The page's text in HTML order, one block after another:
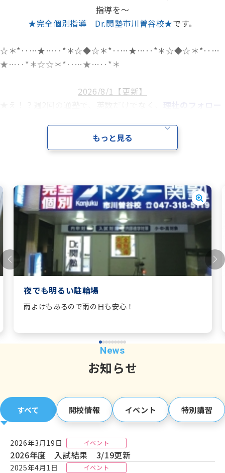
一人ひとりの状態に合わせてご提示します ！
指導を～
★完全個別指導 Dr.関塾市川曽谷校★です。
☆＊*‥…★…‥*＊☆◆☆＊*‥…★…‥*＊☆◆☆＊*‥…
★…‥*＊☆☆＊*‥…★…‥*＊
2026/8/1【更新】
理社のフォロー
★え！？小学生は科目問わず、 英語を毎回少しずつ入れて
★え！？入試問題の傾向を長年研究しているの！？
★え！？
社員管理講師が6人もいるの！？
⇒はい、関塾は全てに当てはまります。
★更新情報★
比べてください、他の個別指導塾とは比べものにならない
クオリティの講師陣
です！！
イントは、対応科目の幅広さ
6名の正社員管理講師と熱い熱い講師陣が力を合わせ、皆様
【8/1up】「(空席、まだ少しだけあります！)夏期体
の情報を更新しました！
プ）
をご覧下さい！
み受付中です！
英語検定申込書（クリックorタップ）からご覧ください！
もっと見る
夜でも明るい駐輪場
雨よけもあるので雨の日も安心！
お知らせ
すべて 開校情報 イベント 特別講習
2026年3月19日 イベント
2026年度 入試結果 3/19更新
2025年4月1日 イベント